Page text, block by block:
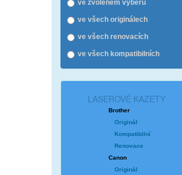
ve zvoleném výběru
ve všech originálech
ve všech renovacích
ve všech kompatibilních
LASEROVÉ KAZETY
Brother
Originál
Kompatibilní
Renovace
Canon
Originál